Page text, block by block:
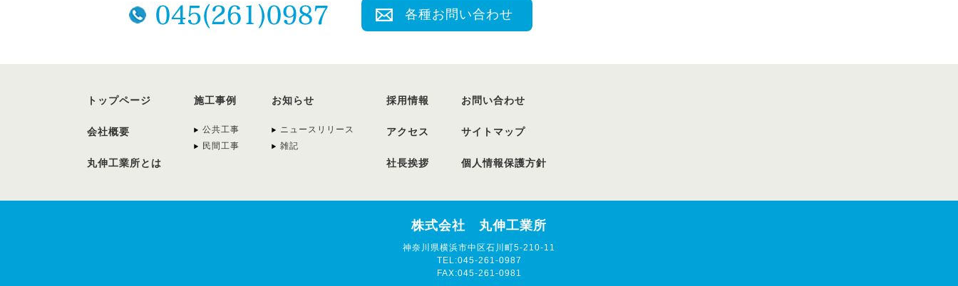
各種お問い合わせ
トップページ
会社概要
丸伸工業所とは
施工事例
公共工事
民間工事
お知らせ
ニュースリリース
雑記
採用情報
アクセス
社長挨拶
お問い合わせ
サイトマップ
個人情報保護方針
株式会社 丸伸工業所
神奈川県横浜市中区石川町5-210-11
TEL:045-261-0987
FAX:045-261-0981